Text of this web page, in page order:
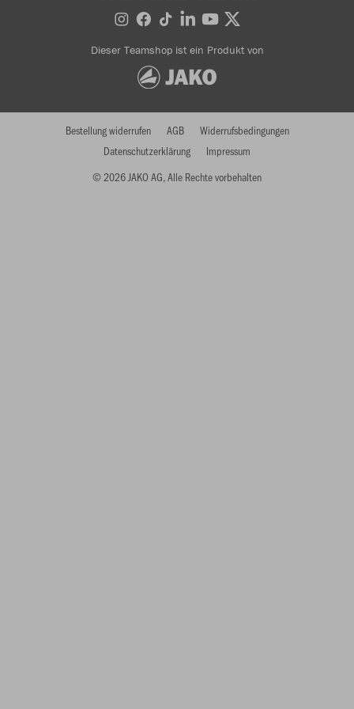
Dieser Teamshop ist ein Produkt von
© 2026 JAKO AG, Alle Rechte vorbehalten
Bestellung widerrufen AGB
Widerrufsbedingungen
Datenschutzerklärung
Impressum